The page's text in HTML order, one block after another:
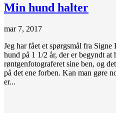
Min hund halter
mar 7, 2017
Jeg har fået et spørgsmål fra Signe
hund på 1 1/2 år, der er begyndt at
røntgenfotograferet sine ben, og
på det ene forben. Kan man gøre
er...